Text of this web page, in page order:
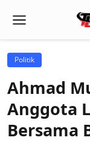
Politik
Ahmad
Anggota
Bersama